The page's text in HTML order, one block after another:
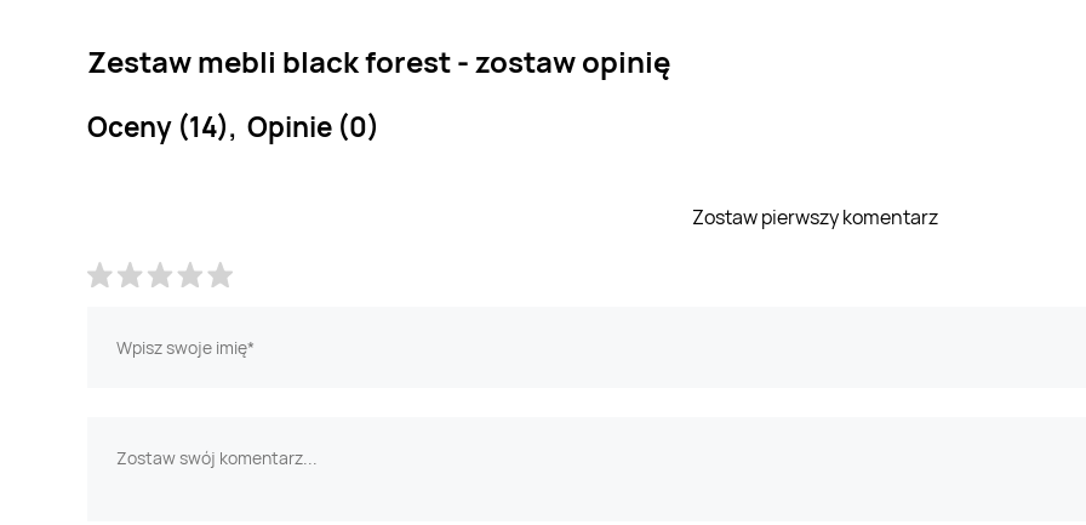
Zestaw mebli black forest - zostaw opinię
Oceny (14), Opinie (0)
Zostaw pierwszy komentarz